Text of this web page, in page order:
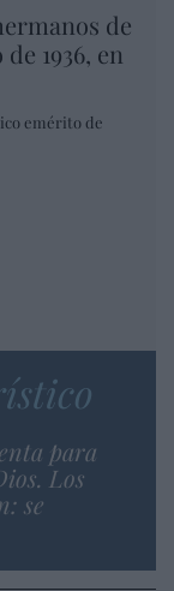
de
1936, en
emérito de
para
Los
se